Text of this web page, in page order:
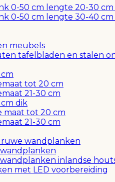
0-50 cm lengte 20-30 cm
0-50 cm lengte 30-40 cm
meubels
tafelbladen en stalen
tot 20 cm
21-30 cm
dik
maat tot 20 cm
21-30 cm
ruwe wandplanken
inlandse
met LED voorbereiding